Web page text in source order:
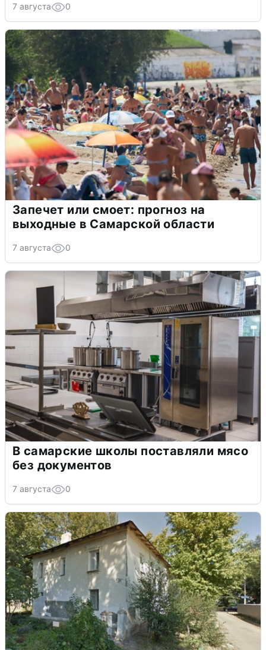
7 августа 0
Запечет или смоет: прогноз на
выходные в Самарской области
7 августа 0
В самарские школы поставляли мясо
без документов
7 августа 0